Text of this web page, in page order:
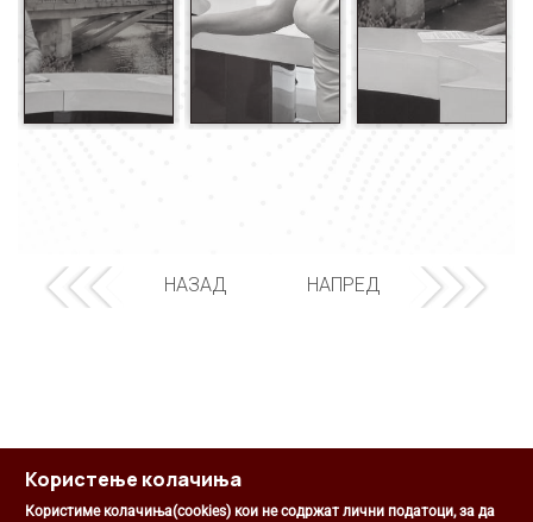
НАЗАД НАПРЕД
Користење колачиња
Користиме колачиња(cookies) кои не содржат лични податоци, за да